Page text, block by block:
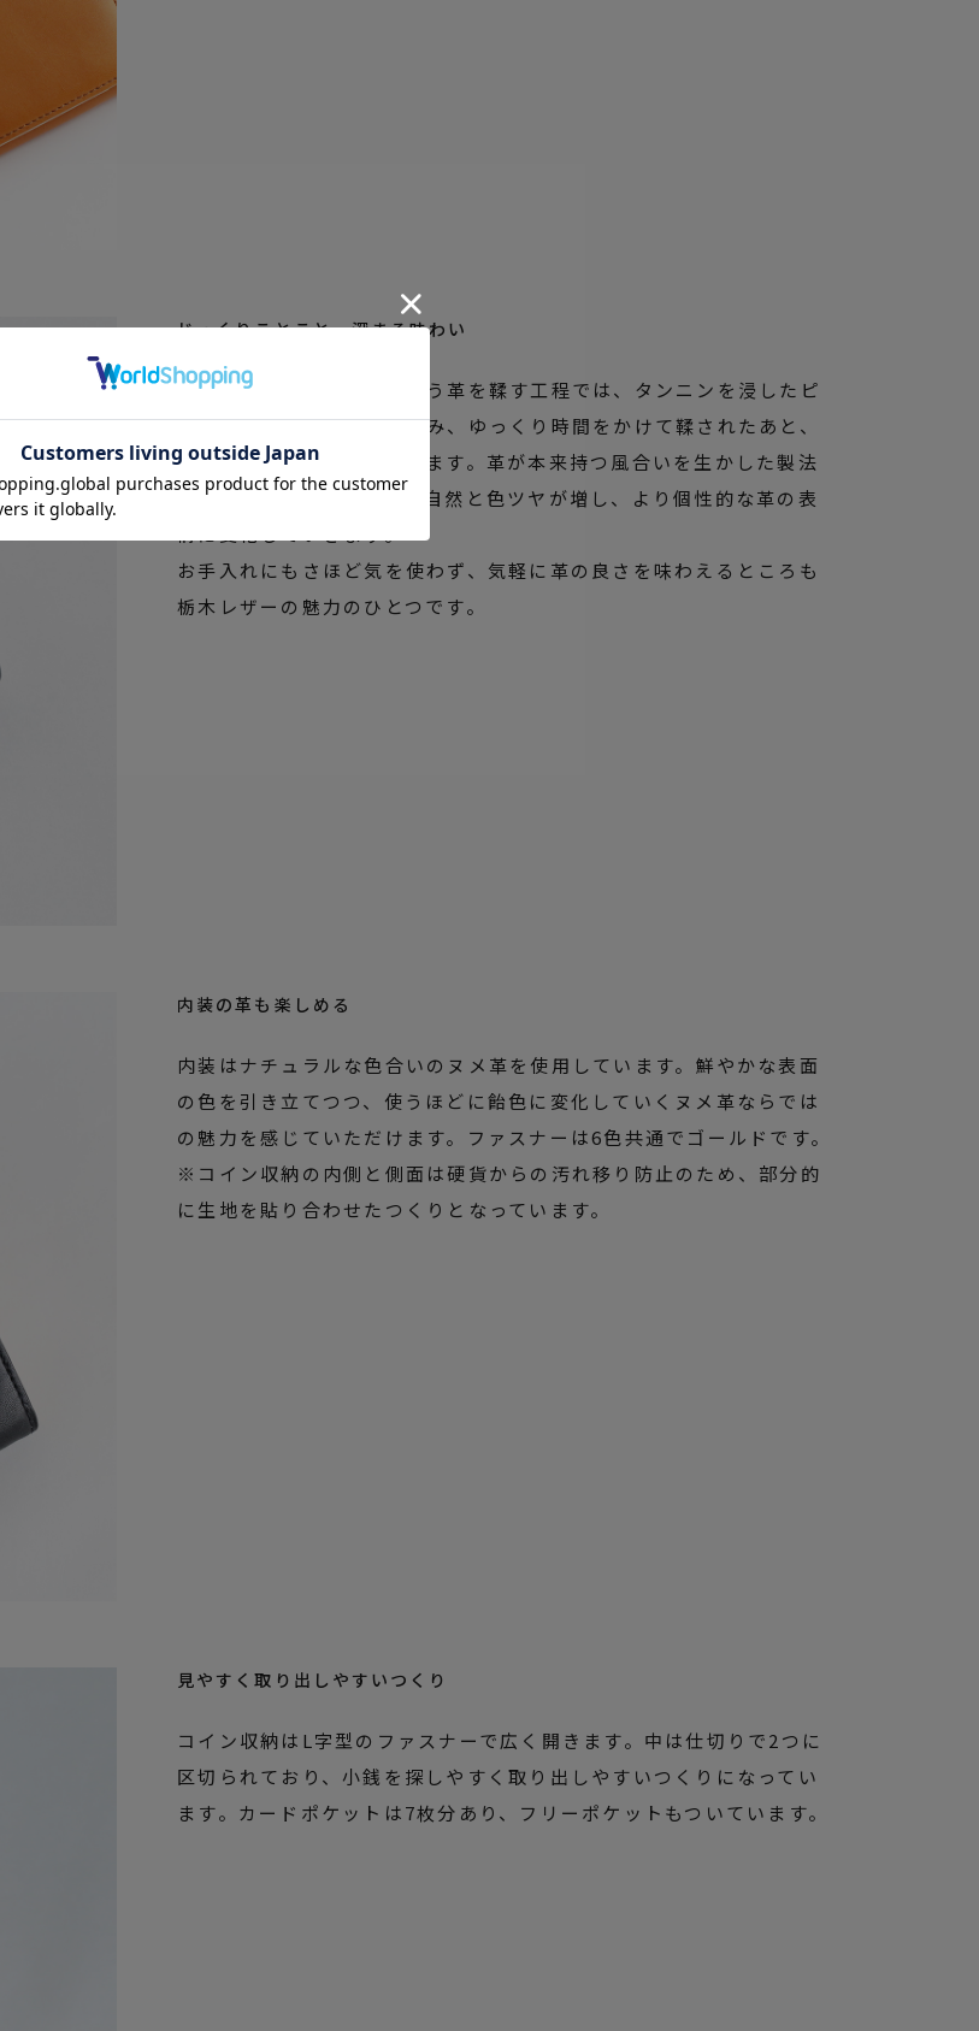
じっくりことこと‥深まる味わい
「植物タンニン鞣し」という革を鞣す工程では、タンニンを浸したピ
ット槽に皮を丁寧に漬け込み、ゆっくり時間をかけて鞣されたあと、
染色によって色が付けられます。革が本来持つ風合いを生かした製法
なので、使っていくうちに自然と色ツヤが増し、より個性的な革の表
お手入れにもさほど気を使わず、気軽に革の良さを味わえるところも
栃木レザーの魅力のひとつです。
内装の革も楽しめる
内装はナチュラルな色合いのヌメ革を使用しています。鮮やかな表面
の色を引き立てつつ、使うほどに飴色に変化していくヌメ革ならでは
の魅力を感じていただけます。ファスナーは6色共通でゴールドです。
※コイン収納の内側と側面は硬貨からの汚れ移り防止のため、部分的
に生地を貼り合わせたつくりとなっています。
見やすく取り出しやすいつくり
コイン収納はL字型のファスナーで広く開きます。中は仕切りで2つに
区切られており、小銭を探しやすく取り出しやすいつくりになってい
ます。カードポケットは7枚分あり、フリーポケットもついています。